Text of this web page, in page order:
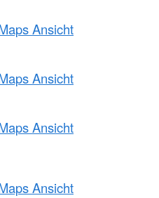
Ansicht
Ansicht
Ansicht
Ansicht